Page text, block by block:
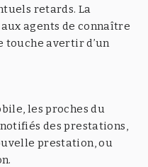
retards. La
agents de connaître
touche avertir d’un
les proches du
des prestations,
prestation, ou